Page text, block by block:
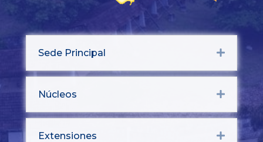
Sede Principal Expand
Núcleos Expand
Extensiones Expand